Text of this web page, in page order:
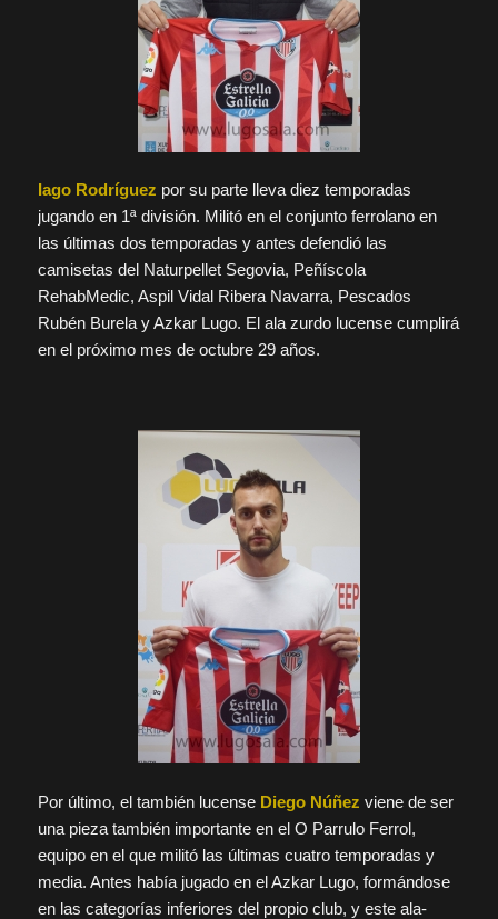
Iago Rodríguez por su parte lleva diez temporadas
jugando en 1ª división. Militó en el conjunto ferrolano en
las últimas dos temporadas y antes defendió las
camisetas del Naturpellet Segovia, Peñíscola
RehabMedic, Aspil Vidal Ribera Navarra, Pescados
Rubén Burela y Azkar Lugo. El ala zurdo lucense cumplirá
en el próximo mes de octubre 29 años.
Por último, el también lucense Diego Núñez viene de ser
una pieza también importante en el O Parrulo Ferrol,
equipo en el que militó las últimas cuatro temporadas y
media. Antes había jugado en el Azkar Lugo, formándose
en las categorías inferiores del propio club, y este ala-